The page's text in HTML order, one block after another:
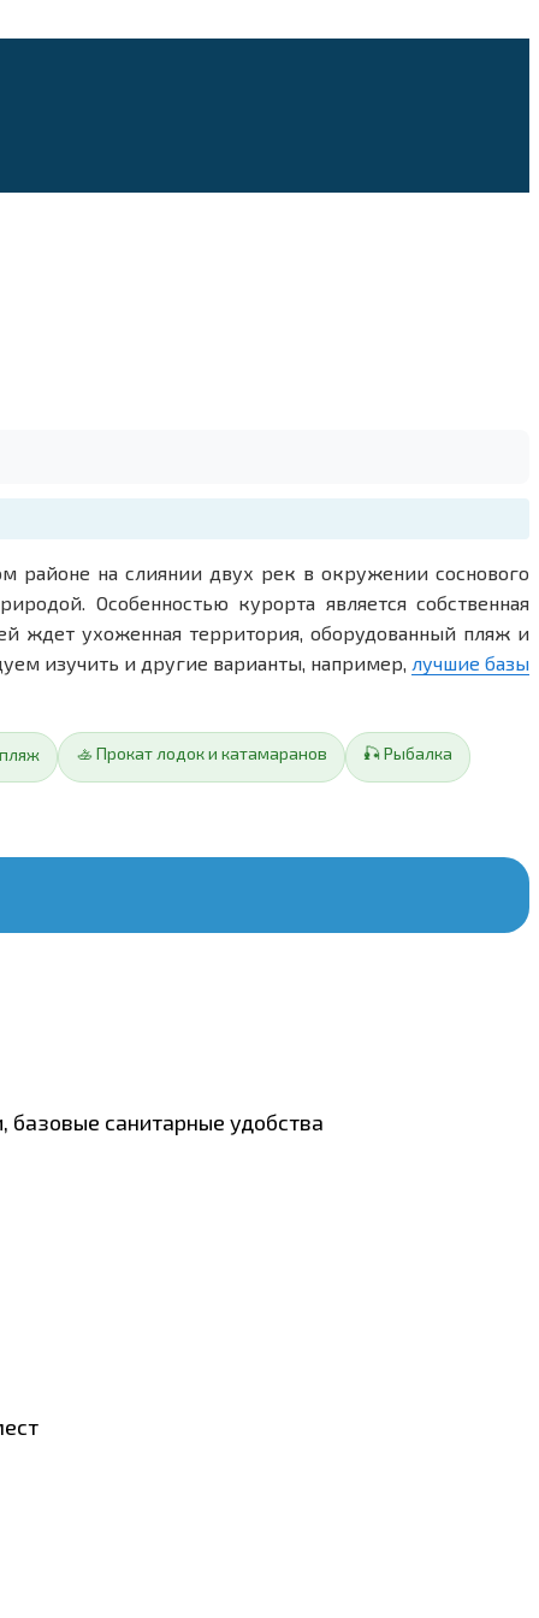
районе на слиянии двух рек в окружении соснового
Особенностью курорта является собственная
ждет ухоженная территория, оборудованный пляж и
изучить и другие варианты, например, лучшие базы
🚣 Прокат лодок и катамаранов 🎣 Рыбалка
базовые санитарные удобства